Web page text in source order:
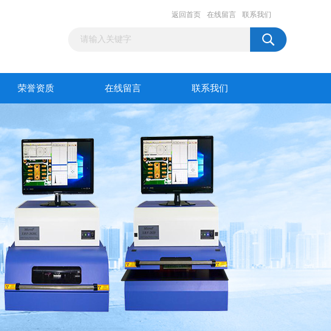
返回首页 在线留言 联系我们
荣誉资质 在线留言 联系我们